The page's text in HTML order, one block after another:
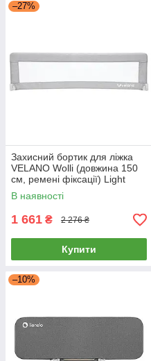
–27%
Захисний бортик для ліжка
VELANO Wolli (довжина 150
см, ремені фіксації) Light
grey Сірий
В наявності
1 661 ₴ 2 276 ₴
Купити
–10%